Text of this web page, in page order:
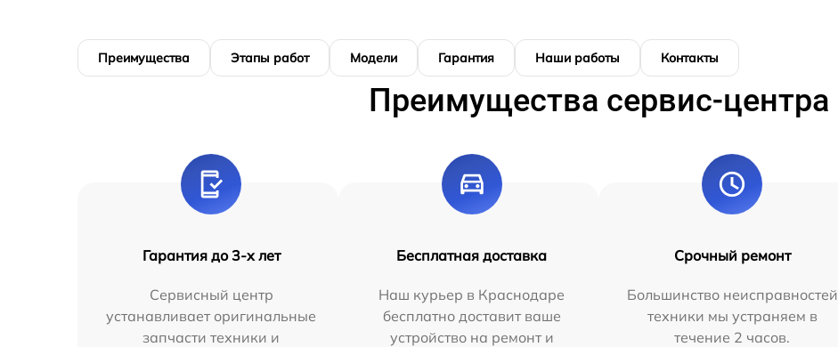
Преимущества Этапы работ Модели Гарантия Наши работы Контакты
Преимущества сервис-центра
Гарантия до 3-х лет
Сервисный центр
устанавливает оригинальные
запчасти техники и
Бесплатная доставка
Наш курьер в Краснодаре
бесплатно доставит ваше
устройство на ремонт и
Срочный ремонт
Большинство неисправностей
техники мы устраняем в
течение 2 часов.